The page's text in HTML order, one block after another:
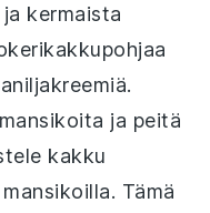
kermaista
.
ja peitä
kakku
Tämä